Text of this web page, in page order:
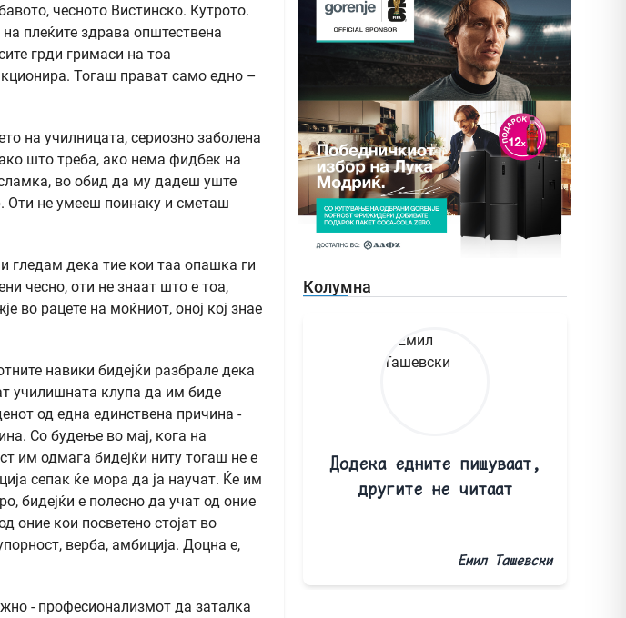
чесното Вистинско. Кутрото.
плеќите здрава општествена
грди гримаси на тоа
Тогаш прават само едно –
на училницата, сериозно заболена
што треба, ако нема фидбек на
во обид да му дадеш уште
Оти не умееш поинаку и сметаш
гледам дека тие кои таа опашка ги
чесно, оти не знаат што е тоа,
во рацете на моќниот, оној кој знае
навики бидејќи разбрале дека
училишната клупа да им биде
од една единствена причина -
Со будење во мај, кога на
им одмага бидејќи ниту тогаш не е
сепак ќе мора да ја научат. Ќе им
бидејќи е полесно да учат од оние
оние кои посветено стојат во
верба, амбиција. Доцна е,
- професионализмот да заталка
Колумна
Додека едните пишуваат,
другите не читаат
Емил Ташевски